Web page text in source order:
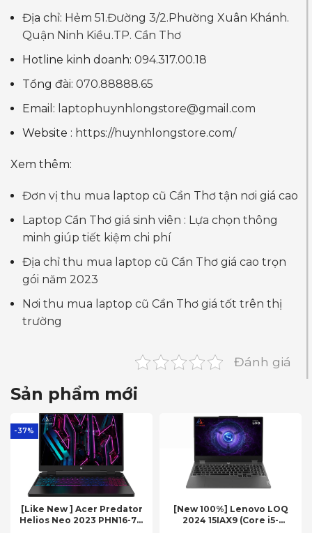
Địa chỉ: Hẻm 51.Đường 3/2.Phường Xuân Khánh.
Quận Ninh Kiều.TP. Cần Thơ
Hotline kinh doanh: 094.317.00.18
Tổng đài: 070.88888.65
Email: laptophuynhlongstore@gmail.com
Website : https://huynhlongstore.com/
Xem thêm:
Đơn vị thu mua laptop cũ Cần Thơ tận nơi giá cao
Laptop Cần Thơ giá sinh viên : Lựa chọn thông
minh giúp tiết kiệm chi phí
Địa chỉ thu mua laptop cũ Cần Thơ giá cao trọn
gói năm 2023
Nơi thu mua laptop cũ Cần Thơ giá tốt trên thị
trường
Đánh giá
Sản phẩm mới
-37%
[Like New ] Acer Predator
Helios Neo 2023 PHN16-71-
[New 100%] Lenovo LOQ
2024 15IAX9 (Core i5-